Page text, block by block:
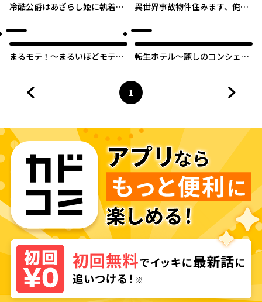
冷酷公爵はあざらし姫に執着中
異世界事故物件住みます、俺。
まるモテ！～まるいほどモテる
転生ホテル～麗しのコンシェル
【タテスク】
ページ
1
へ